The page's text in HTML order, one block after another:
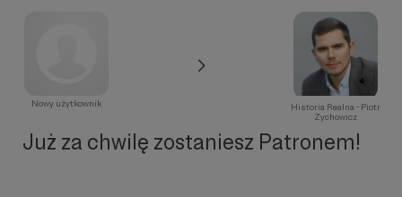
Nowy użytkownik
Historia Realna - Piotr
Zychowicz
Już za chwilę zostaniesz Patronem!